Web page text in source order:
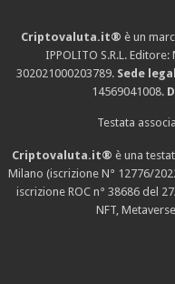
Criptovaluta.it® è un
IPPOLITO S.R.L.
302021000203789. Sede
14569041008.
Testata
Criptovaluta.it® è una
Milano (iscrizione N° 12776/
iscrizione ROC n° 38686 del
NFT,